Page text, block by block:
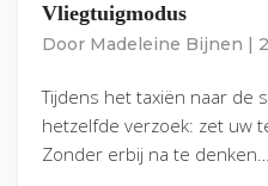
Vliegtuigmodus
Door Madeleine Bijnen
Tijdens het taxiën naar de
hetzelfde verzoek: zet uw
Zonder erbij na te denken…